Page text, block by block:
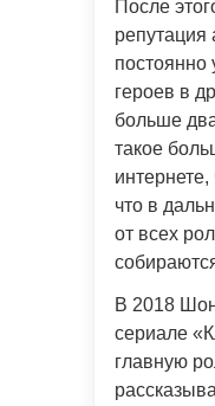
После
репутация
постоянно
героев в
больше
такое
что в
от всех
В 2018
сериале
главную